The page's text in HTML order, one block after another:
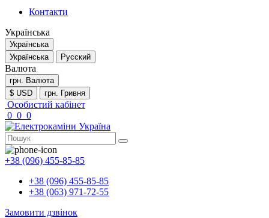
Контакти
Українська
Українська
Українська
Русский
Валюта
грн. Валюта
$ USD
грн. Гривня
Особистий кабінет
0 0 0
+38 (096) 455-85-85
+38 (096) 455-85-85
+38 (063) 971-72-55
Замовити дзвінок